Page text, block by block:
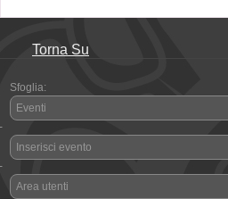
Torna Su
Sfoglia:
Eventi
-
Inserisci evento
-
Area utenti